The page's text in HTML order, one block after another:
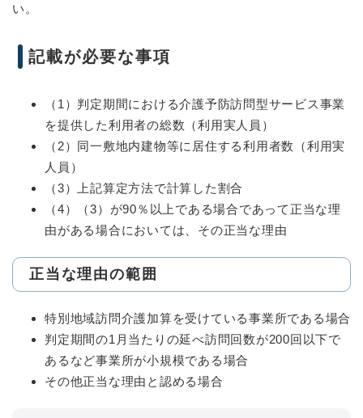
い。
記載が必要な事項
（1）判定期間における介護予防訪問型サービス事業
を提供した利用者の総数（利用実人員）
（2）同一敷地内建物等に居住する利用者数（利用実
人員）
（3）上記算定方法で計算した割合
（4）（3）が90％以上である場合であって正当な理
由がある場合においては、その正当な理由
正当な理由の範囲
特別地域訪問介護加算を受けている事業所である場合
判定期間の1月当たりの延べ訪問回数が200回以下で
あるなど事業所が小規模である場合
その他正当な理由と認める場合